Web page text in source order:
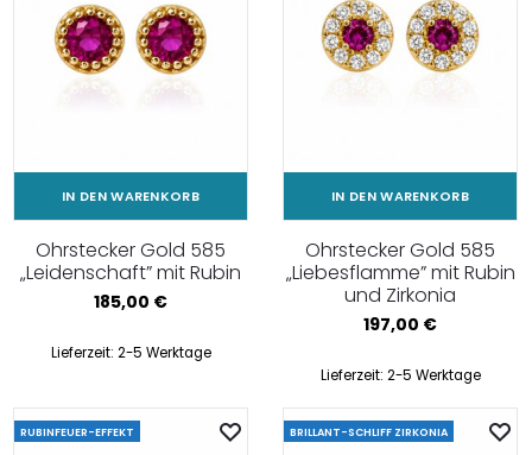
IN DEN WARENKORB
Ohrstecker Gold 585
„Leidenschaft” mit Rubin
185,00 €
Lieferzeit: 2-5 Werktage
IN DEN WARENKORB
Ohrstecker Gold 585
„Liebesflamme” mit Rubin
und Zirkonia
197,00 €
Lieferzeit: 2-5 Werktage
RUBINFEUER-EFFEKT BRILLANT-SCHLIFF ZIRKONIA